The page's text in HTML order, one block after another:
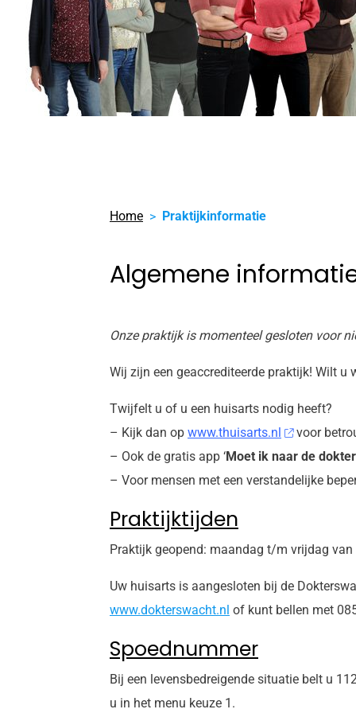
Home Praktijkinformatie
Algemene
Onze praktijk is momenteel gesloten voor
Wij zijn een geaccrediteerde praktijk! Wilt
Twijfelt u of u een huisarts nodig heeft?
– Kijk dan op www.thuisarts.nl
voor
– Ook de gratis app ‘Moet ik naar de
– Voor mensen met een verstandelijke
Praktijktijden
Praktijk geopend: maandag t/m vrijdag
Uw huisarts is aangesloten bij de
www.dokterswacht.nl of kunt bellen met
Spoednummer
Bij een levensbedreigende situatie belt u
u in het menu keuze 1.